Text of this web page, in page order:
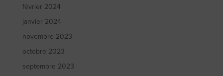
février 2024
janvier 2024
novembre 2023
octobre 2023
septembre 2023